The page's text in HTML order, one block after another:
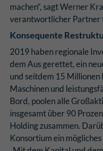
machen“, sagt Werner
verantwortlicher Partner
Konsequente
2019 haben regionale
dem Aus gerettet, ein
und seitdem 15
Maschinen und
Bord, poolen alle
insgesamt über 90
Holding zusammen.
Konsortium ein